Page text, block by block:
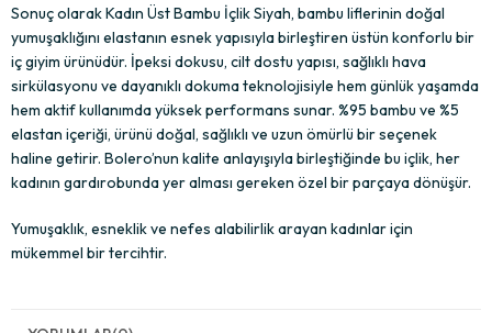
Sonuç olarak Kadın Üst Bambu İçlik Siyah, bambu liflerinin doğal
yumuşaklığını elastanın esnek yapısıyla birleştiren üstün konforlu bir
iç giyim ürünüdür. İpeksi dokusu, cilt dostu yapısı, sağlıklı hava
sirkülasyonu ve dayanıklı dokuma teknolojisiyle hem günlük yaşamda
hem aktif kullanımda yüksek performans sunar. %95 bambu ve %5
elastan içeriği, ürünü doğal, sağlıklı ve uzun ömürlü bir seçenek
haline getirir. Bolero’nun kalite anlayışıyla birleştiğinde bu içlik, her
kadının gardırobunda yer alması gereken özel bir parçaya dönüşür.
Yumuşaklık, esneklik ve nefes alabilirlik arayan kadınlar için
mükemmel bir tercihtir.